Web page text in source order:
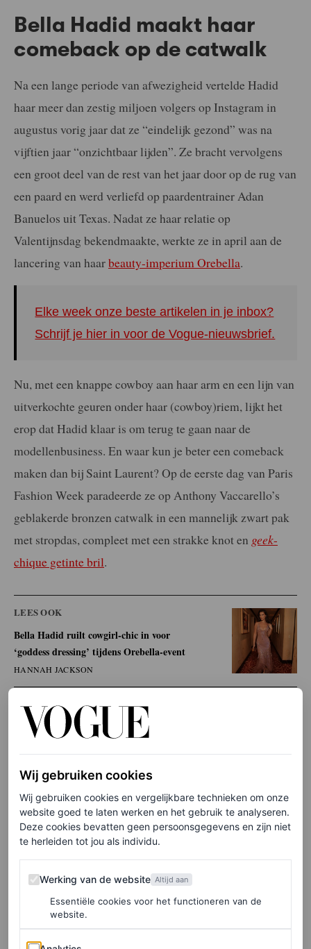
Bella Hadid maakt haar
comeback op de catwalk
Na een lange periode van afwezigheid vertelde Hadid
haar meer dan zestig miljoen volgers op Instagram in
augustus vorig jaar dat ze “eindelijk gezond” was na
vijftien jaar “onzichtbaar lijden”. Ze bracht vervolgens
een groot deel van de rest van het jaar door op de rug van
een paard en werd verliefd op paardentrainer Adan
Banuelos uit Texas. Nadat ze haar relatie op
Valentijnsdag bekendmaakte, werkte ze in april aan de
lancering van haarbeauty-imperium Orebella.
Elke week onze beste artikelen in je inbox?
Schrijf je hier in voor de Vogue-nieuwsbrief.
Nu, met een knappe cowboy aan haar arm en een lijn van
uitverkochte geuren onder haar (cowboy)riem, lijkt het
erop dat Hadid klaar is om terug te gaan naar de
modellenbusiness. En waar kun je beter een comeback
maken dan bij Saint Laurent? Op de eerste dag van Paris
Fashion Week paradeerde ze op Anthony Vaccarello’s
geblakerde bronzen catwalk in een mannelijk zwart pak
met stropdas, compleet met een strakke knot en geek-
chique getinte bril.
LEES OOK
Bella Hadid ruilt cowgirl-chic in voor
‘goddess dressing’ tijdens Orebella-event
HANNAH JACKSON
Belichaming van de Saint
Laurent-vrouw
Hadidsoffice proof-look was een van de vele knipogen
naar de jaren zeventig-garderobe van Yves Saint Laurent
zelf, die Vaccarello realiseerde in de vorm van vloeiende
pakken en jacks over blazers. Volgens het modehuis
weerspiegelen de tegenstrijdigheden van de Saint
Laurent-vrouw “Yves Saint Laurents eigen
persoonlijkheid waarin kunstzinnige verfijning
samenging met instinctief verlangen”. Natuurlijk
Wij gebruiken cookies
Wij gebruiken cookies en vergelijkbare technieken om onze
website goed te laten werken en het gebruik te analyseren.
Deze cookies bevatten geen persoonsgegevens en zijn niet
te herleiden tot jou als individu.
Werking van de website
Werking van de website Altijd aan
Essentiële cookies voor het functioneren van de
website.
Analytics